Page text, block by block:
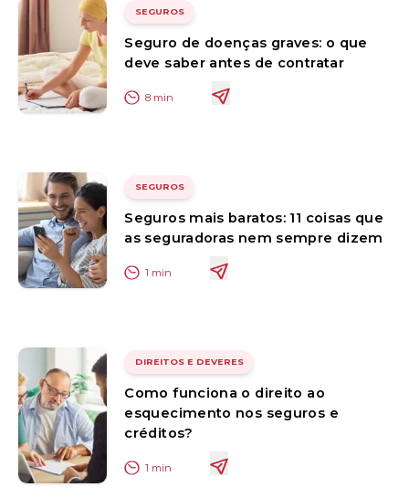
SEGUROS
Seguro de doenças graves: o que
deve saber antes de contratar
8 min
SEGUROS
Seguros mais baratos: 11 coisas que
as seguradoras nem sempre dizem
1 min
DIREITOS E DEVERES
Como funciona o direito ao
esquecimento nos seguros e
créditos?
1 min